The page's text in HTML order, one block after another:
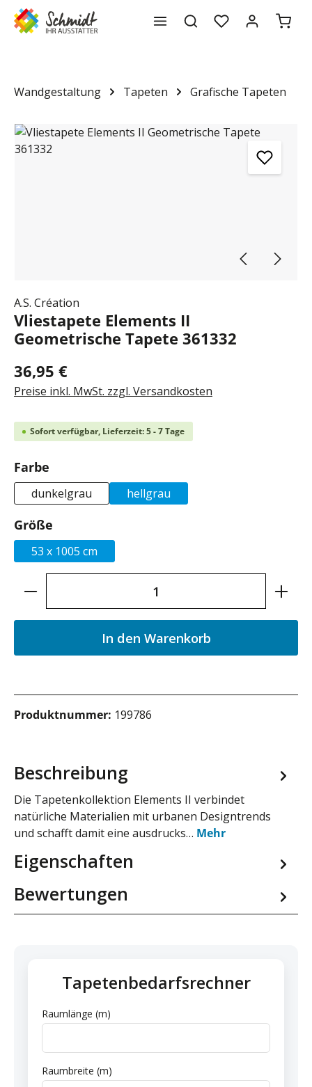
springen
Wandgestaltung Tapeten Grafische Tapeten
Bildergalerie überspringen
A.S. Création
Vliestapete Elements II
Geometrische Tapete 361332
36,95 €
Preise inkl. MwSt. zzgl. Versandkosten
Sofort verfügbar, Lieferzeit: 5 - 7 Tage
Farbe
dunkelgrau hellgrau
Größe
53 x 1005 cm
Produkt Anzahl: Gib den gewünschten
In den Warenkorb
Produktnummer: 199786
Beschreibung
Die Tapetenkollektion Elements II verbindet
natürliche Materialien mit urbanen Designtrends
und schafft damit eine ausdrucks… Mehr
Eigenschaften
Bewertungen
Tapetenbedarfsrechner
Raumlänge (m)
Raumbreite (m)